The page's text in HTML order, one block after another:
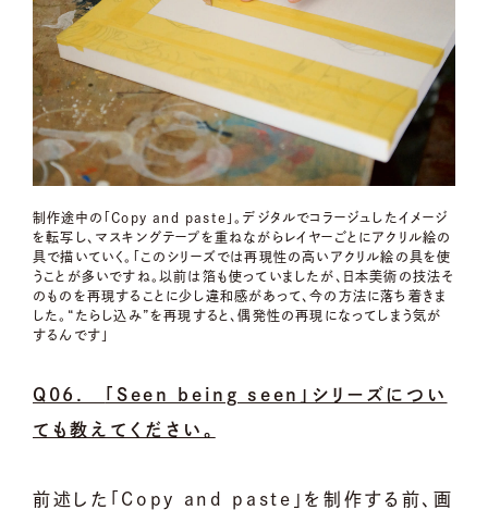
制作途中の「Copy and paste」。デジタルでコラージュしたイメージ
を転写し、マスキングテープを重ねながらレイヤーごとにアクリル絵の
具で描いていく。「このシリーズでは再現性の高いアクリル絵の具を使
うことが多いですね。以前は箔も使っていましたが、日本美術の技法そ
のものを再現することに少し違和感があって、今の方法に落ち着きま
した。“たらし込み”を再現すると、偶発性の再現になってしまう気が
するんです」
Q06.
「Seen being seen」シリーズについ
ても教えてください。
前述した「Copy and paste」を制作する前、画